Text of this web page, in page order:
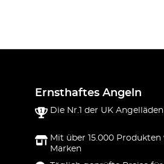
Ernsthaftes Angeln
Die Nr.1 der UK
Mit über 15.000 Produkten
Marken